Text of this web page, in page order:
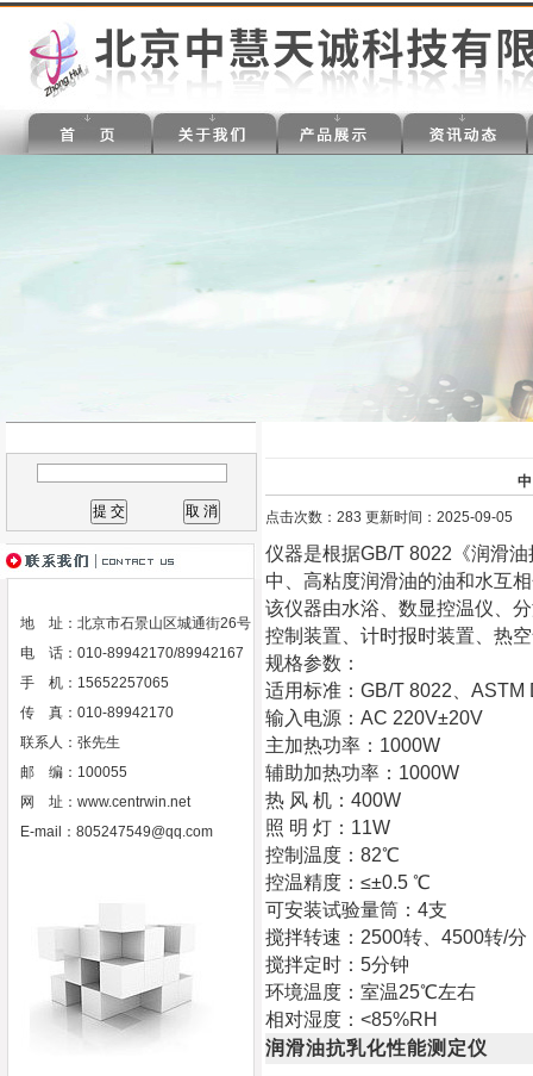
地 址：北京市石景山区城通街26号
电 话：010-89942170/89942167
手 机：15652257065
传 真：010-89942170
联系人：张先生
邮 编：100055
网 址： www.centrwin.net
E-mail： 805247549@qq.com
点击次数：283 更新时间：2025-09-05
仪器是根据GB/T 8022《润滑
中、高粘度润滑油的油和水互
该仪器由水浴、数显控温仪、
控制装置、计时报时装置、热
规格参数：
适用标准：GB/T 8022、ASTM
输入电源：AC 220V±20V
主加热功率：1000W
辅助加热功率：1000W
热 风 机：400W
照 明 灯：11W
控制温度：82℃
控温精度：≤±0.5 ℃
可安装试验量筒：4支
搅拌转速：2500转、4500转/分
搅拌定时：5分钟
环境温度：室温25℃左右
相对湿度：<85%RH
润滑油抗乳化性能测定仪